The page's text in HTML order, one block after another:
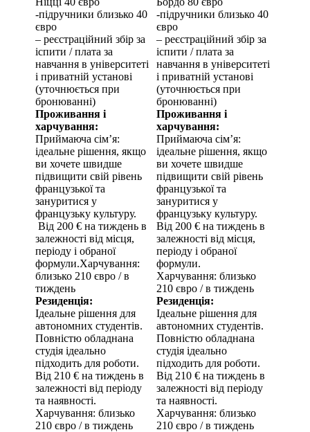
-підручники близько 40
євро
– реєстраційний збір за
іспити / плата за
навчання в університеті
і приватній установі
(уточнюється при
бронюванні)
Проживання і
харчування:
Приймаюча сім’я:
ідеальне рішення, якщо
ви хочете швидше
підвищити свій рівень
французької та
зануритися у
французьку культуру.
Від 200 € на тиждень в
залежності від місця,
періоду і обраної
формули.Харчування:
близько 210 євро / в
тиждень
Резиденція:
Ідеальне рішення для
автономних студентів.
Повністю обладнана
студія ідеально
підходить для роботи.
Від 210 € на тиждень в
залежності від періоду
та наявності.
Харчування: близько
210 євро / в тиждень
-підручники близько 40
євро
– реєстраційний збір за
іспити / плата за
навчання в університеті
і приватній установі
(уточнюється при
бронюванні)
Проживання і
харчування:
Приймаюча сім’я:
ідеальне рішення, якщо
ви хочете швидше
підвищити свій рівень
французької та
зануритися у
французьку культуру.
Від 200 € на тиждень в
залежності від місця,
періоду і обраної
формули.
Харчування: близько
210 євро / в тиждень
Резиденція:
Ідеальне рішення для
автономних студентів.
Повністю обладнана
студія ідеально
підходить для роботи.
Від 210 € на тиждень в
залежності від періоду
та наявності.
Харчування: близько
210 євро / в тиждень